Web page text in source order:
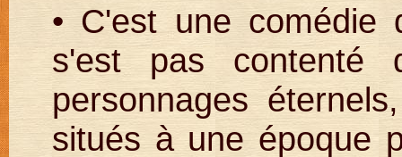
• C'est une
s'est pas contenté
personnages
situés à une époque